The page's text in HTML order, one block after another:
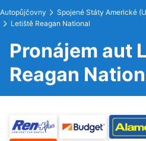
Autopůjčovny Spojené Státy Americké
Letiště Reagan National
Pronájem aut
Reagan